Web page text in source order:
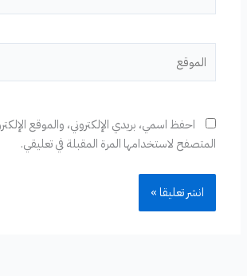
احفظ اسمي، بريدي الإلكتروني، والموقع
المتصفح لاستخدامها المرة المقبلة في تعليقي.